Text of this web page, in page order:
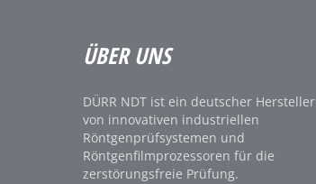
ÜBER UNS
DÜRR NDT ist ein deutscher Hersteller
von innovativen industriellen
Röntgenprüfsystemen und
Röntgenfilmprozessoren für die
zerstörungsfreie Prüfung.